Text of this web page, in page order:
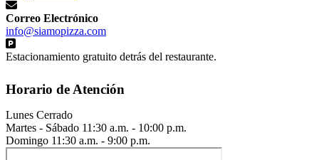
Correo Electrónico
info@siamopizza.com
Estacionamiento gratuito detrás del restaurante.
Horario de Atención
Lunes Cerrado
Martes - Sábado 11:30 a.m. - 10:00 p.m.
Domingo 11:30 a.m. - 9:00 p.m.